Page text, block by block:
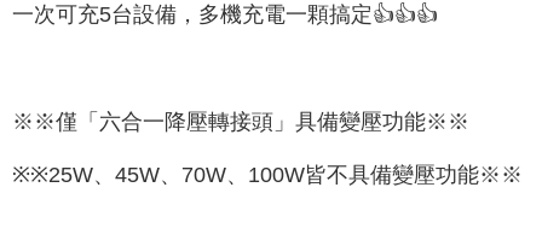
一次可充5台設備，多機充電一顆搞定👍👍👍
※※僅「六合一降壓轉接頭」具備變壓功能※※
※※25W、45W、70W、100W皆不具備變壓功能※※